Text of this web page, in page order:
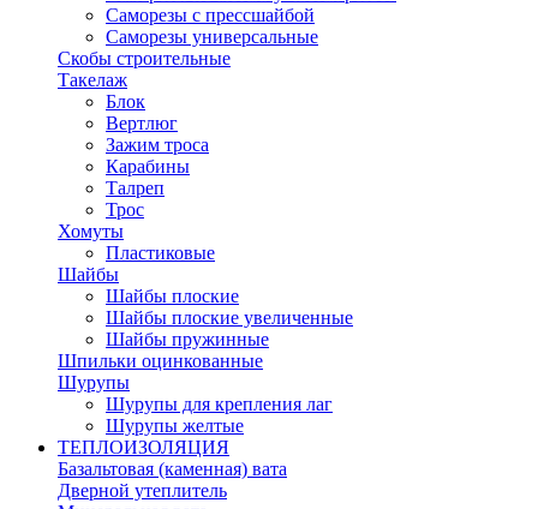
Саморезы с прессшайбой
Саморезы универсальные
Скобы строительные
Такелаж
Блок
Вертлюг
Зажим троса
Карабины
Талреп
Трос
Хомуты
Пластиковые
Шайбы
Шайбы плоские
Шайбы плоские увеличенные
Шайбы пружинные
Шпильки оцинкованные
Шурупы
Шурупы для крепления лаг
Шурупы желтые
ТЕПЛОИЗОЛЯЦИЯ
Базальтовая (каменная) вата
Дверной утеплитель